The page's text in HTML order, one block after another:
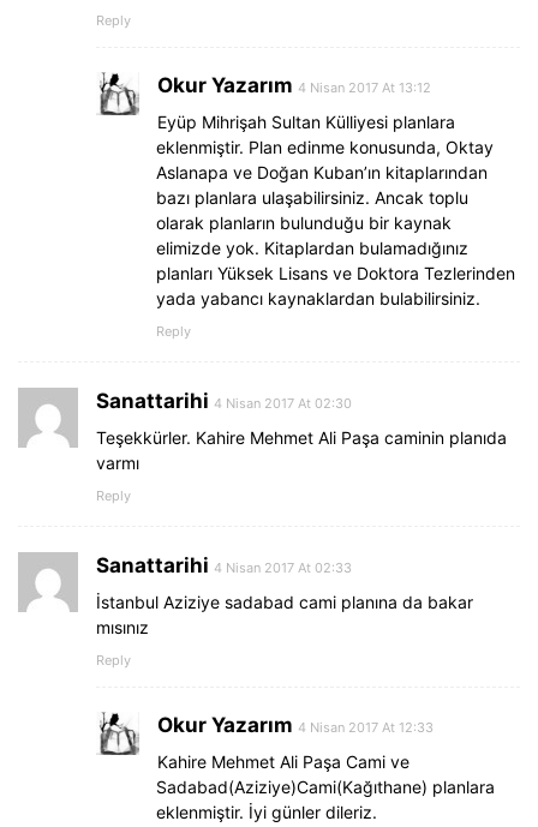
Reply
Okur Yazarım 4 Nisan 2017 At 13:12
Eyüp Mihrişah Sultan Külliyesi planlara
eklenmiştir. Plan edinme konusunda, Oktay
Aslanapa ve Doğan Kuban’ın kitaplarından
bazı planlara ulaşabilirsiniz. Ancak toplu
olarak planların bulunduğu bir kaynak
elimizde yok. Kitaplardan bulamadığınız
planları Yüksek Lisans ve Doktora Tezlerinden
yada yabancı kaynaklardan bulabilirsiniz.
Reply
Sanattarihi 4 Nisan 2017 At 02:30
Teşekkürler. Kahire Mehmet Ali Paşa caminin planıda
varmı
Reply
Sanattarihi 4 Nisan 2017 At 02:33
İstanbul Aziziye sadabad cami planına da bakar
mısınız
Reply
Okur Yazarım 4 Nisan 2017 At 12:33
Kahire Mehmet Ali Paşa Cami ve
Sadabad(Aziziye)Cami(Kağıthane) planlara
eklenmiştir. İyi günler dileriz.